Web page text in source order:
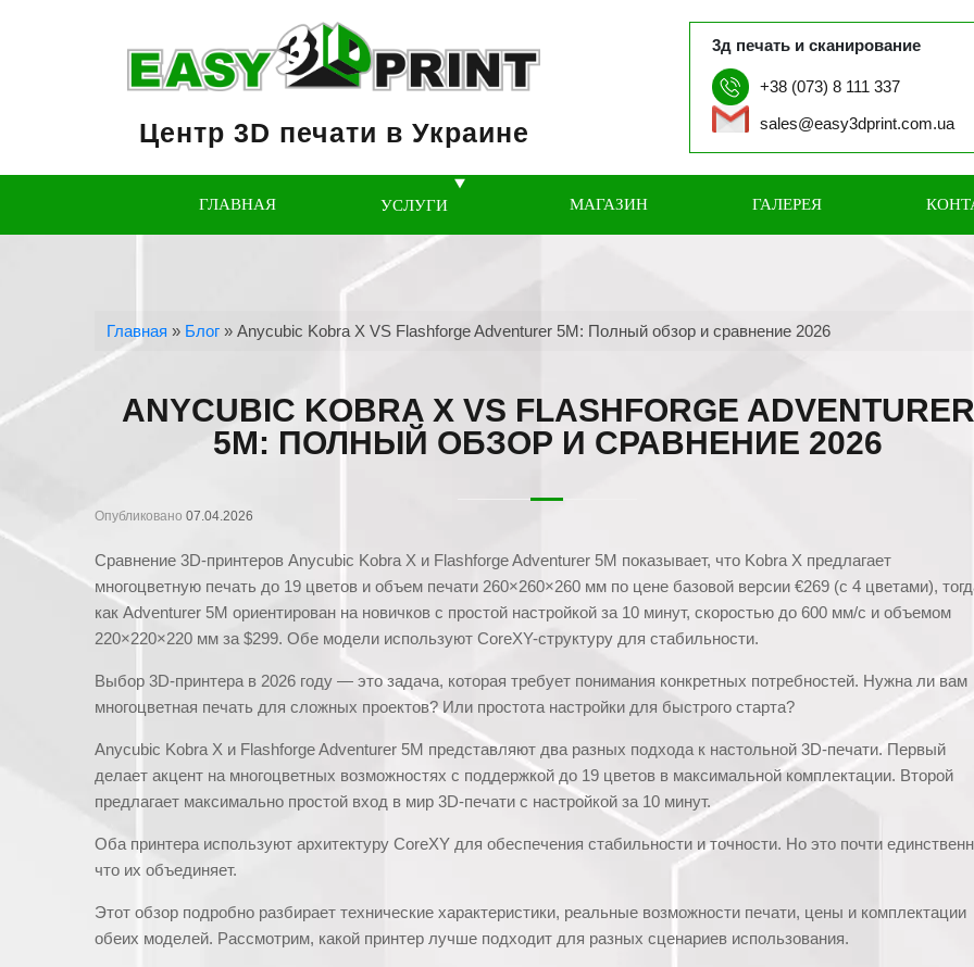
Центр 3D печати в Украине
3д печать и сканирование
+38 (073) 8 111 337
sales@easy3dprint.com.ua
ГЛАВНАЯ УСЛУГИ МАГАЗИН ГАЛЕРЕЯ
Главная » Блог »Anycubic Kobra X VS Flashforge Adventurer 5M: Полный обзор и сравнение 2026
ANYCUBIC KOBRA X VS FLASHFORGE ADVENTURER
5M: ПОЛНЫЙ ОБЗОР И СРАВНЕНИЕ 2026
Опубликовано 07.04.2026
Сравнение 3D-принтеров Anycubic Kobra X и Flashforge Adventurer 5M показывает, что Kobra X предлагает
многоцветную печать до 19 цветов и объем печати 260×260×260 мм по цене базовой версии €269 (с 4 цветами),
как Adventurer 5M ориентирован на новичков с простой настройкой за 10 минут, скоростью до 600 мм/с и объемом
220×220×220 мм за $299. Обе модели используют CoreXY-структуру для стабильности.
Выбор 3D-принтера в 2026 году — это задача, которая требует понимания конкретных потребностей. Нужна ли вам
многоцветная печать для сложных проектов? Или простота настройки для быстрого старта?
Anycubic Kobra X и Flashforge Adventurer 5M представляют два разных подхода к настольной 3D-печати. Первый
делает акцент на многоцветных возможностях с поддержкой до 19 цветов в максимальной комплектации. Второй
предлагает максимально простой вход в мир 3D-печати с настройкой за 10 минут.
Оба принтера используют архитектуру CoreXY для обеспечения стабильности и точности. Но это почти
что их объединяет.
Этот обзор подробно разбирает технические характеристики, реальные возможности печати, цены и комплектации
обеих моделей. Рассмотрим, какой принтер лучше подходит для разных сценариев использования.